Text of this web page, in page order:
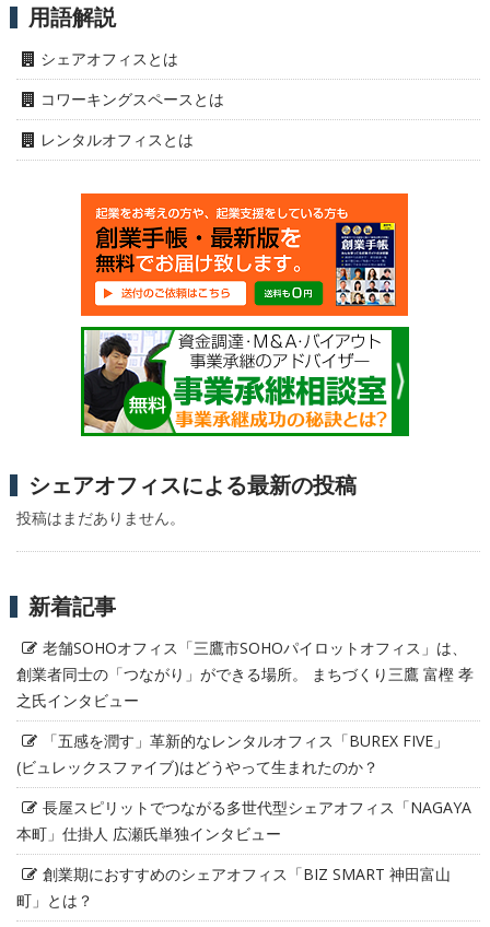
用語解説
シェアオフィスとは
コワーキングスペースとは
レンタルオフィスとは
シェアオフィスによる最新の投稿
投稿はまだありません。
新着記事
老舗SOHOオフィス「三鷹市SOHOパイロットオフィス」は、
創業者同士の「つながり」ができる場所。 まちづくり三鷹 富樫 孝
之氏インタビュー
「五感を潤す」革新的なレンタルオフィス「BUREX FIVE」
(ビュレックスファイブ)はどうやって生まれたのか？
長屋スピリットでつながる多世代型シェアオフィス「NAGAYA
本町」仕掛人 広瀬氏単独インタビュー
創業期におすすめのシェアオフィス「BIZ SMART 神田富山
町」とは？